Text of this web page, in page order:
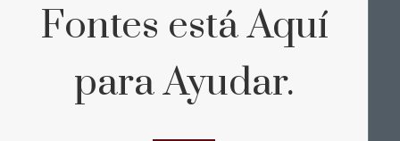
Fontes está Aquí
para Ayudar.